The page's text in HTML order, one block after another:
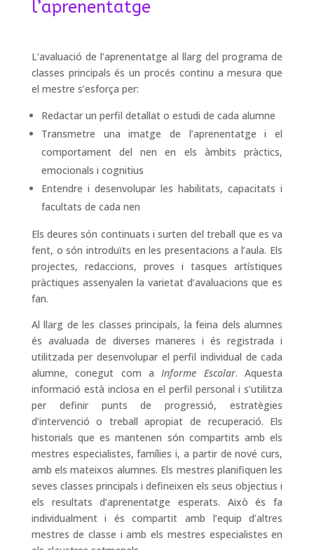
l’aprenentatge
L’avaluació de l’aprenentatge al llarg del programa de
classes principals és un procés continu a mesura que
el mestre s’esforça per:
Redactar un perfil detallat o estudi de cada alumne
Transmetre una imatge de l’aprenentatge i el
comportament del nen en els àmbits pràctics,
emocionals i cognitius
Entendre i desenvolupar les habilitats, capacitats i
facultats de cada nen
Els deures són continuats i surten del treball que es va
fent, o són introduïts en les presentacions a l’aula. Els
projectes, redaccions, proves i tasques artístiques
pràctiques assenyalen la varietat d’avaluacions que es
fan.
Al llarg de les classes principals, la feina dels alumnes
és avaluada de diverses maneres i és registrada i
utilitzada per desenvolupar el perfil individual de cada
alumne, conegut com aInforme Escolar. Aquesta
informació està inclosa en el perfil personal i s’utilitza
per definir punts de progressió, estratègies
d’intervenció o treball apropiat de recuperació. Els
historials que es mantenen són compartits amb els
mestres especialistes, famílies i, a partir de nové curs,
amb els mateixos alumnes. Els mestres planifiquen les
seves classes principals i defineixen els seus objectius i
els resultats d’aprenentatge esperats. Això és fa
individualment i és compartit amb l’equip d’altres
mestres de classe i amb els mestres especialistes en